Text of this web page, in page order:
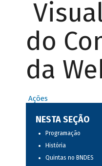
do
da
Ações
NESTA SEÇÃO
Programação
História
Quintas no BNDES